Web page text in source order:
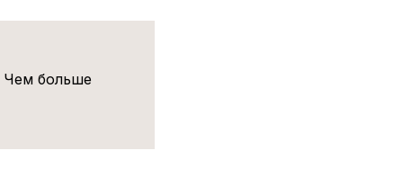
Чем больше